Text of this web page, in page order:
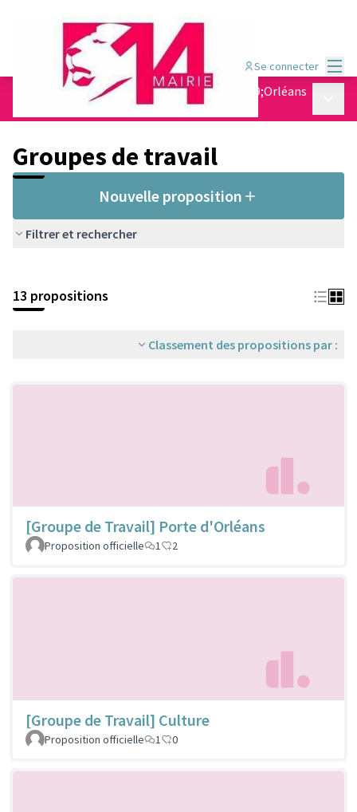
Se connecter
Conseil de quartier Jean Moulin - Porte d&#39;Orléans
Groupes de travail
Groupes de travail
Nouvelle proposition
Filtrer et rechercher
13 propositions
Classement des propositions par :
[Groupe de Travail] Porte d'Orléans
Proposition officielle 1 2
[Groupe de Travail] Culture
Proposition officielle 1 0